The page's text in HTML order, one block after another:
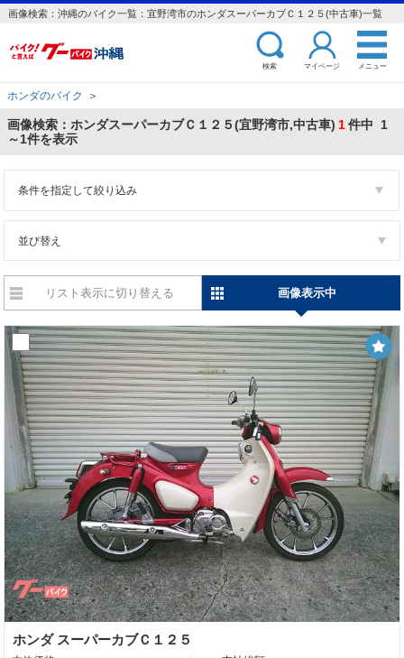
画像検索：沖縄のバイク一覧：宜野湾市のホンダスーパーカブＣ１２５(中古車)一覧
検索 マイページ メニュー
ホンダのバイク ＞
画像検索：ホンダスーパーカブＣ１２５(宜野湾市,中古車) 1件中 1
～1件を表示
条件を指定して絞り込み
並び替え
リスト表示に切り替える 画像表示中
ホンダ スーパーカブＣ１２５